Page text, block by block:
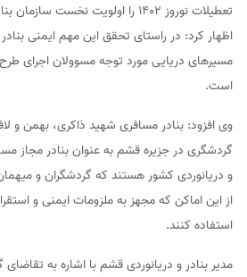
تعطیلات نوروز ۱۴۰۲ را اولویت نخست
اظهار کرد: در راستای تحقق این مهم ایمنی
مسیرهای دریایی مورد توجه مسوولان اجرای
است.
گردشگری در جزیره قشم به عنوان بنادر مجاز
و دریانوردی کشور هستند که گردشگران و
از این اماکن که مجهز به ملزومات ایمنی و
استفاده کنند.
مدیر بنادر و دریانوردی قشم با اشاره به